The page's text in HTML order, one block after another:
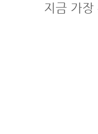
지금 가장